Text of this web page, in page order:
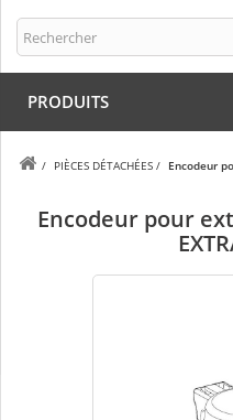
PRODUITS
/ PIÈCES DÉTACHÉES / Encodeur
Encodeur pour